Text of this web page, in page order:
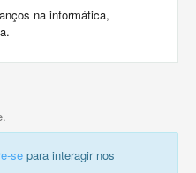
na informática,
se para interagir nos